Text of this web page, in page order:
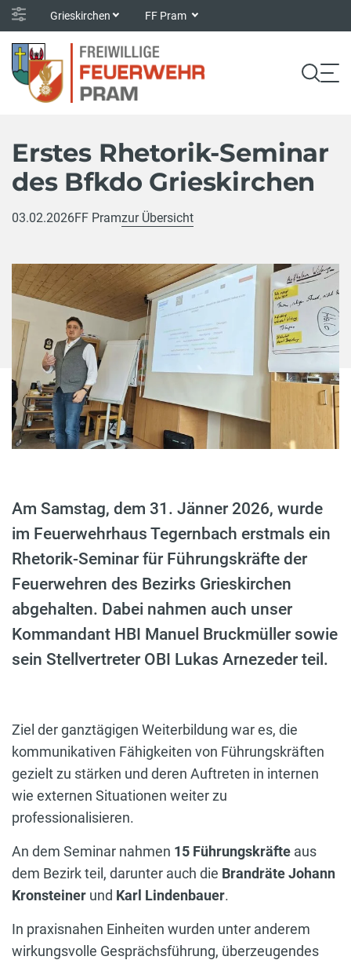
Grieskirchen FF Pram
Erstes Rhetorik-Seminar
des Bfkdo Grieskirchen
03.02.2026FF Pramzur Übersicht
Am Samstag, dem 31. Jänner 2026, wurde
im Feuerwehrhaus Tegernbach erstmals ein
Rhetorik-Seminar für Führungskräfte der
Feuerwehren des Bezirks Grieskirchen
abgehalten. Dabei nahmen auch unser
Kommandant HBI Manuel Bruckmüller sowie
sein Stellvertreter OBI Lukas Arnezeder teil.
Ziel der ganztägigen Weiterbildung war es, die
kommunikativen Fähigkeiten von Führungskräften
gezielt zu stärken und deren Auftreten in internen
wie externen Situationen weiter zu
professionalisieren.
An dem Seminar nahmen 15 Führungskräfte aus
dem Bezirk teil, darunter auch die Brandräte Johann
Kronsteiner und Karl Lindenbauer.
In praxisnahen Einheiten wurden unter anderem
wirkungsvolle Gesprächsführung, überzeugendes